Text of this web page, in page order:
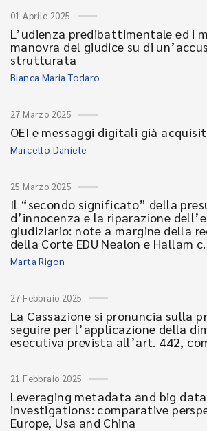
01 Aprile 2025
L’udienza predibattimentale ed i
manovra del giudice su di
strutturata
Bianca Maria Todaro
27 Marzo 2025
OEI e messaggi digitali già
Marcello Daniele
25 Marzo 2025
Il “secondo significato” della
d’innocenza e la riparazione
giudiziario: note a margine della
della Corte EDU Nealon e Hallam
Marta Rigon
27 Febbraio 2025
La Cassazione si pronuncia sulla
seguire per l’applicazione della
esecutiva prevista all’art. 442,
21 Febbraio 2025
Leveraging metadata and big
investigations: comparative
Europe, Usa and China